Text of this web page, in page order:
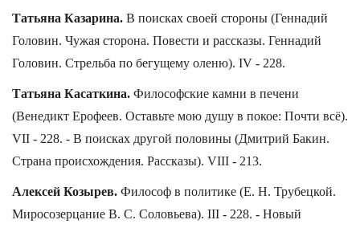
Татьяна Казарина. В поисках своей стороны (Геннадий
Головин. Чужая сторона. Повести и рассказы. Геннадий
Головин. Стрельба по бегущему оленю). IV - 228.
Татьяна Касаткина. Философские камни в печени
(Венедикт Ерофеев. Оставьте мою душу в покое: Почти всё).
VII - 228. - В поисках другой половины (Дмитрий Бакин.
Страна происхождения. Рассказы). VIII - 213.
Алексей Козырев. Философ в политике (Е. Н. Трубецкой.
Миросозерцание В. С. Соловьева). III - 228. - Новый